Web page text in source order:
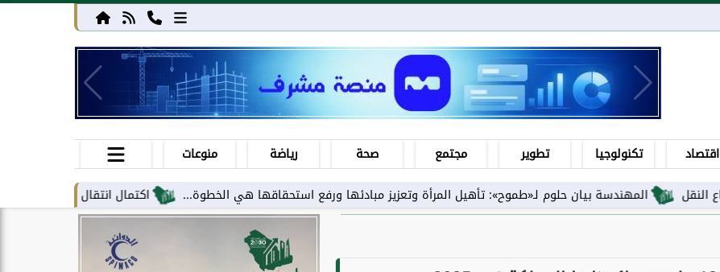
اقتصاد تكنولوجيا تطوير مجتمع صحة رياضة
منوعات
اكتمال انتقال مركز معلومات الحج والعمرة
المهندسة بيان حلوم لـ«طموح»: تأهيل المرأة وتعزيز مبادئها ورفع استحقاقها هي الخطوة...